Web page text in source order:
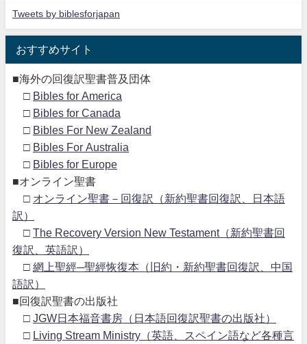
Tweets by biblesforjapan
おすすめサイト
■海外の回復訳聖書普及団体
□ Bibles for America
□ Bibles for Canada
□ Bibles For New Zealand
□ Bibles For Australia
□ Bibles for Europe
■オンライン聖書
□ オンライン聖書－回復訳（新約聖書回復訳、日本語
訳）
□ The Recovery Version New Testament（新約聖書回
復訳、英語訳）
□ 網上聖經─聖經恢復本（旧約・新約聖書回復訳、中国
語訳）
■回復訳聖書の出版社
□ JGW日本福音書房（日本語回復訳聖書の出版社）
□ Living Stream Ministry（英語、スペイン語など各種言